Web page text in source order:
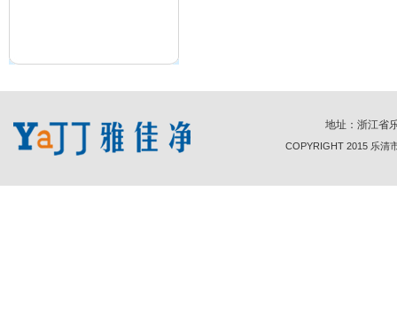
地址：浙江省
COPYRIGHT 2015 乐清